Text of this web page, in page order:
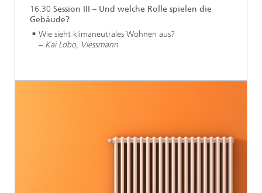
16.30 Session III – Und welche Rolle spielen die
Gebäude?
Wie sieht klimaneutrales Wohnen aus?
– Kai Lobo, Viessmann